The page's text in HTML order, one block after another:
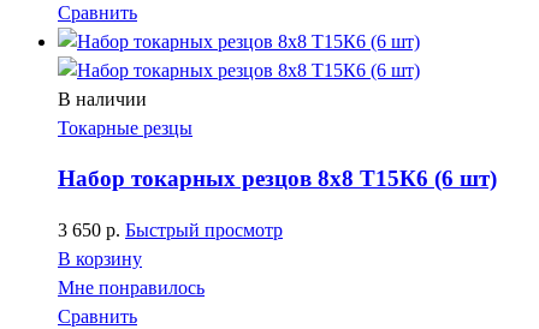
Сравнить
В наличии
Токарные резцы
Набор токарных резцов 8х8 Т15К6 (6 шт)
3 650 р. Быстрый просмотр
В корзину
Мне понравилось
Сравнить